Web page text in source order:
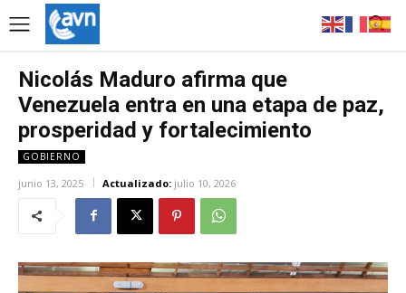
Nicolás Maduro afirma que
Venezuela entra en una etapa de paz,
prosperidad y fortalecimiento
GOBIERNO
junio 13, 2025 Actualizado: julio 10, 2026